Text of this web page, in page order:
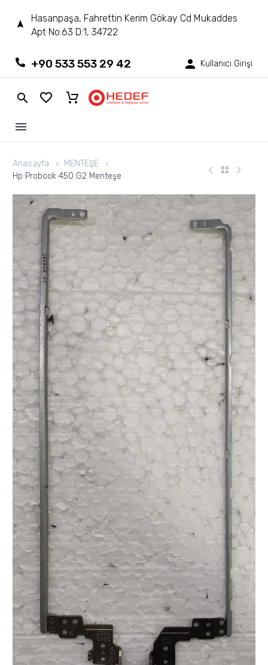
Hasanpaşa, Fahrettin Kerim Gökay Cd Mukaddes
Apt No:63 D:1, 34722
+90 533 553 29 42 Kullanıcı Girişi
Anasayfa
MENTEŞE
Hp Probook 450 G2 Menteşe